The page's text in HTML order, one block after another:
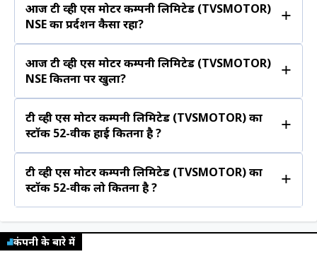
आज टी व्ही एस मोटर कम्पनी लिमिटेड (TVSMOTOR)
NSE का प्रर्दशन कैसा रहा?
+
आज टी व्ही एस मोटर कम्पनी लिमिटेड (TVSMOTOR)
NSE कितना पर खुला?
+
टी व्ही एस मोटर कम्पनी लिमिटेड (TVSMOTOR) का
स्टॉक 52-वीक हाई कितना है ?
+
टी व्ही एस मोटर कम्पनी लिमिटेड (TVSMOTOR) का
स्टॉक 52-वीक लो कितना है ?
+
कंपनी के बारे में